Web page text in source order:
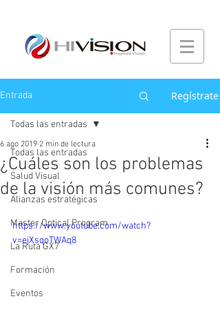
Entrada Regístrate
Todas las entradas
Salud Visual
Alianzas estratégicas
Master Optical Program
La Ruta GX7
Formación
Eventos
Todas las entradas
¿Cuáles son los problemas
de la visión más comunes?
6 ago 2019 2 min de lectura
https://www.youtube.com/watch?
v=ejXsqoTWAq8